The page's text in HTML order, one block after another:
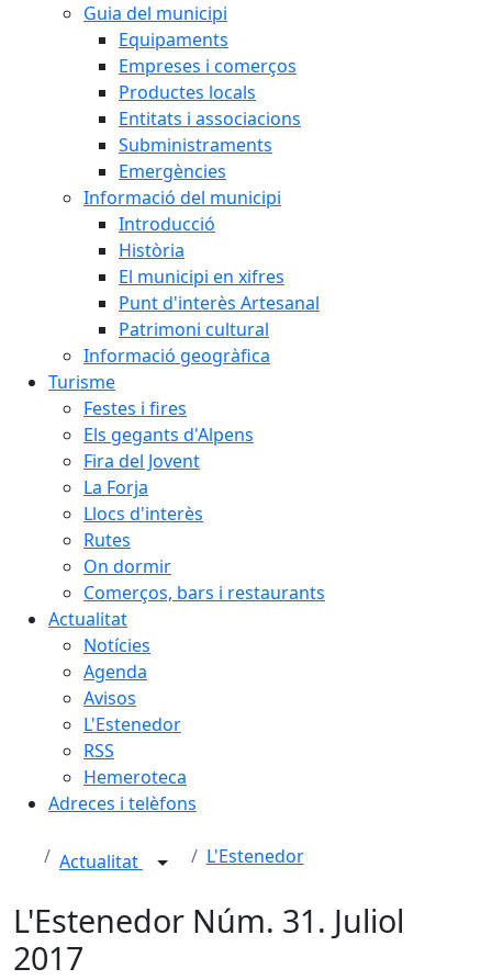
Guia del municipi
Equipaments
Empreses i comerços
Productes locals
Entitats i associacions
Subministraments
Emergències
Informació del municipi
Introducció
Història
El municipi en xifres
Punt d'interès Artesanal
Patrimoni cultural
Informació geogràfica
Turisme
Festes i fires
Els gegants d'Alpens
Fira del Jovent
La Forja
Llocs d'interès
Rutes
On dormir
Comerços, bars i restaurants
Actualitat
Notícies
Agenda
Avisos
L'Estenedor
RSS
Hemeroteca
Adreces i telèfons
Actualitat L'Estenedor
L'Estenedor Núm. 31. Juliol
2017